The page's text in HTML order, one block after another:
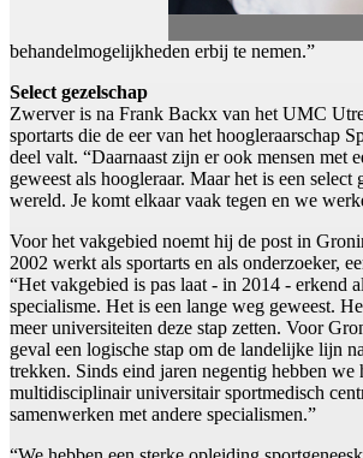
behandelmogelijkheden erbij te nemen.”
Select gezelschap
Zwerver is na Frank Backx van het UMC
sportarts die de eer van het hoogleraarschap
deel valt. “Daarnaast zijn er ook mensen met
geweest als hoogleraar. Maar het is een select
wereld. Je komt elkaar vaak tegen en we
Voor het vakgebied noemt hij de post in
2002 werkt als sportarts en als onderzoeker,
“Het vakgebied is pas laat - in 2014 - erkend
specialisme. Het is een lange weg geweest.
meer universiteiten deze stap zetten. Voor
geval een logische stap om de landelijke lijn
trekken. Sinds eind jaren negentig hebben we
multidisciplinair universitair sportmedisch
samenwerken met andere specialismen.”